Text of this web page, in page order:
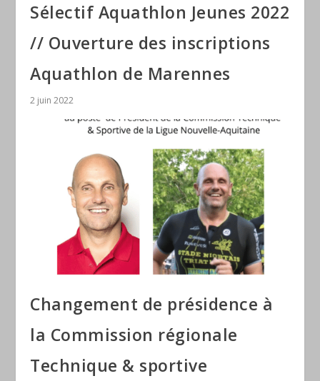
Sélectif Aquathlon Jeunes 2022
// Ouverture des inscriptions
Aquathlon de Marennes
2 juin 2022
Changement de présidence à
la Commission régionale
Technique & sportive